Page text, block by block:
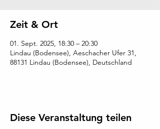
Zeit & Ort
01. Sept. 2025, 18:30 – 20:30
Lindau (Bodensee), Aeschacher Ufer 31,
88131 Lindau (Bodensee), Deutschland
Diese Veranstaltung teilen